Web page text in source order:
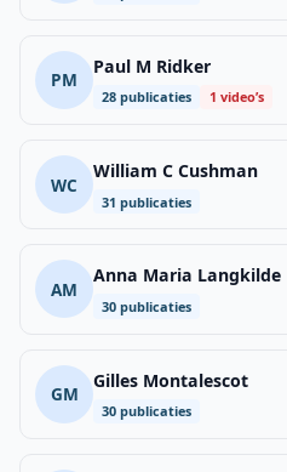
PM
Paul M Ridker
28 publicaties 1 video’s
WC
William C Cushman
31 publicaties
AM
Anna Maria Langkilde
30 publicaties
GM
Gilles Montalescot
30 publicaties